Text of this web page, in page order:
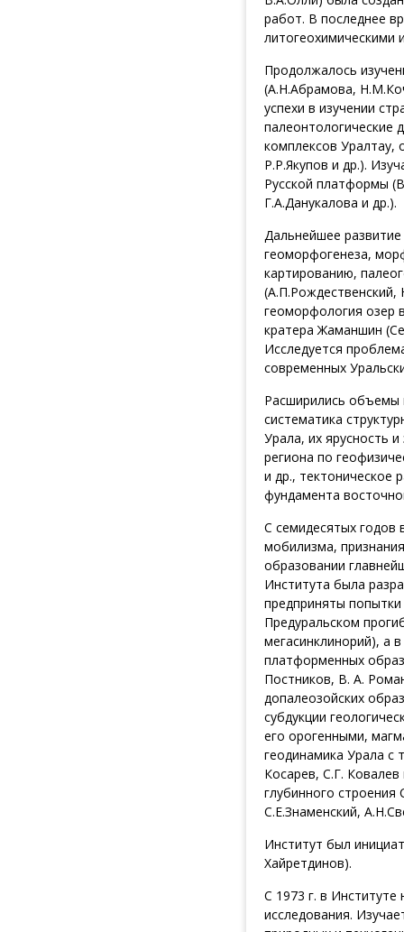
работ. В последнее
литогеохимическими
Продолжалось
(А.Н.Абрамова,
успехи в изучении
палеонтологические
комплексов
Р.Р.Якупов и др.).
Русской платформы
Г.А.Данукалова и др.).
Дальнейшее
геоморфогенеза,
картированию,
геоморфология озер
кратера Жаманшин
Исследуется
современных
Расширились объемы
систематика
Урала, их ярусность
региона по
и др.,
фундамента
С семидесятых годов
мобилизма,
образовании
Института была
предприняты
Предуральском
мегасинклинорий), а
платформенных
Постников, В. А.
допалеозойских
субдукции
его орогенными,
геодинамика Урала с
Косарев, С.Г.
глубинного
С.Е.Знаменский,
Институт был
Хайретдинов).
С 1973 г. в Институте
исследования.